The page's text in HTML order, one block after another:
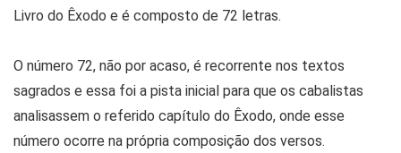
Livro do Êxodo e é composto de 72 letras.
O número 72, não por acaso, é recorrente nos textos
sagrados e essa foi a pista inicial para que os cabalistas
analisassem o referido capítulo do Êxodo, onde esse
número ocorre na própria composição dos versos.